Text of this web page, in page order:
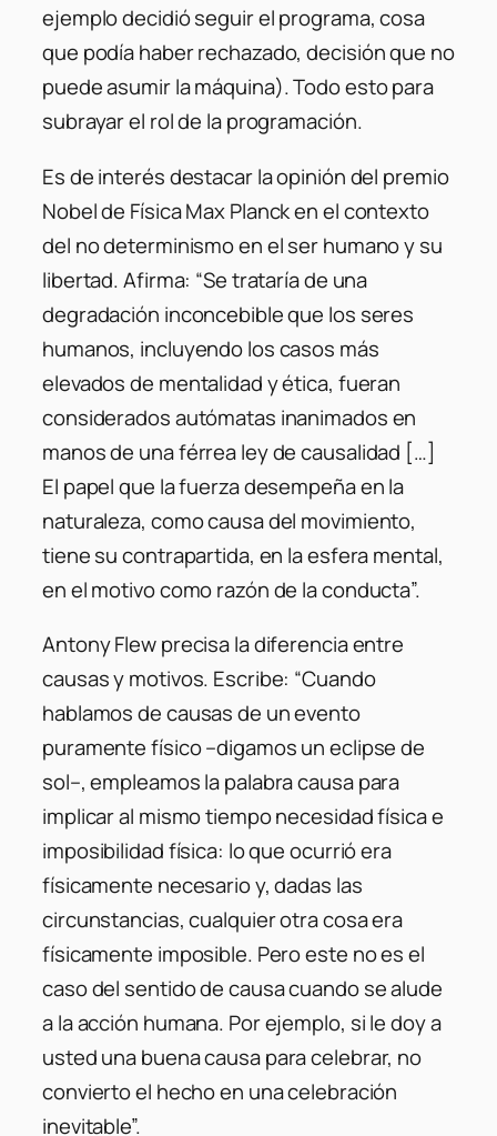
ejemplo decidió seguir el programa, cosa
que podía haber rechazado, decisión que no
puede asumir la máquina). Todo esto para
subrayar el rol de la programación.
Es de interés destacar la opinión del premio
Nobel de Física Max Planck en el contexto
del no determinismo en el ser humano y su
libertad. Afirma: “Se trataría de una
degradación inconcebible que los seres
humanos, incluyendo los casos más
elevados de mentalidad y ética, fueran
considerados autómatas inanimados en
manos de una férrea ley de causalidad […]
El papel que la fuerza desempeña en la
naturaleza, como causa del movimiento,
tiene su contrapartida, en la esfera mental,
en el motivo como razón de la conducta”.
Antony Flew precisa la diferencia entre
causas y motivos. Escribe: “Cuando
hablamos de causas de un evento
puramente físico –digamos un eclipse de
sol–, empleamos la palabra causa para
implicar al mismo tiempo necesidad física e
imposibilidad física: lo que ocurrió era
físicamente necesario y, dadas las
circunstancias, cualquier otra cosa era
físicamente imposible. Pero este no es el
caso del sentido de causa cuando se alude
a la acción humana. Por ejemplo, si le doy a
usted una buena causa para celebrar, no
convierto el hecho en una celebración
inevitable”.